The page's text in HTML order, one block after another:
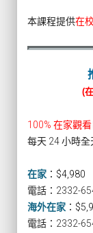
本課程提供在
(
100% 在家觀看
每天 24 小時
在家 ： $4,980
電話：2332-
海外在家 ：
電話：2332-